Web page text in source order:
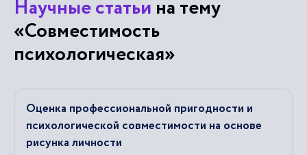
Научные статьи на тему
«Совместимость
психологическая»
Оценка профессиональной пригодности и
психологической совместимости на основе
рисунка личности